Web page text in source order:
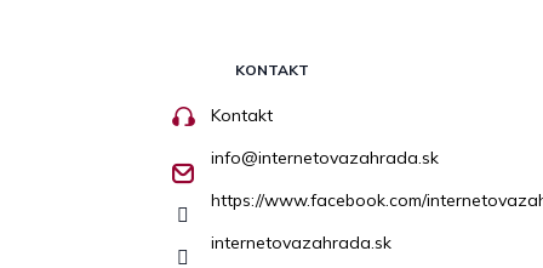
KONTAKT
Kontakt
info@internetovazahrada.sk
https://www.facebook.com/
internetovazahrada.sk